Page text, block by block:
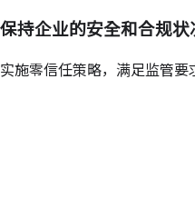
保持企业的安全和合规状
实施零信任策略，满足监管要